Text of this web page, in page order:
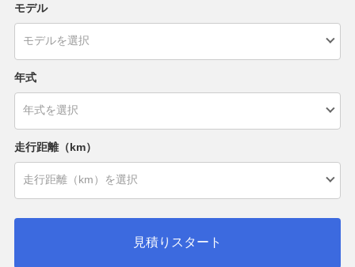
モデル
年式
走行距離（km）
見積りスタート